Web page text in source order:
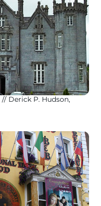
Derick P. Hudson,